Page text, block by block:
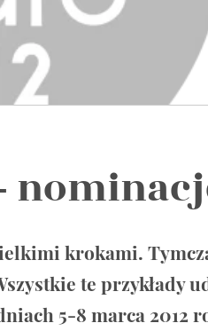
-
krokami.
te przykłady
5-8 marca 2012